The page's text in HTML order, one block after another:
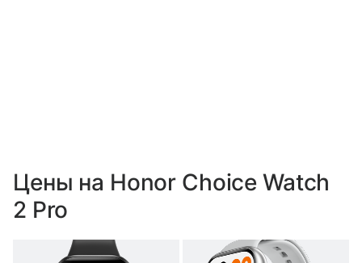
Цены на Honor Choice Watch
2 Pro